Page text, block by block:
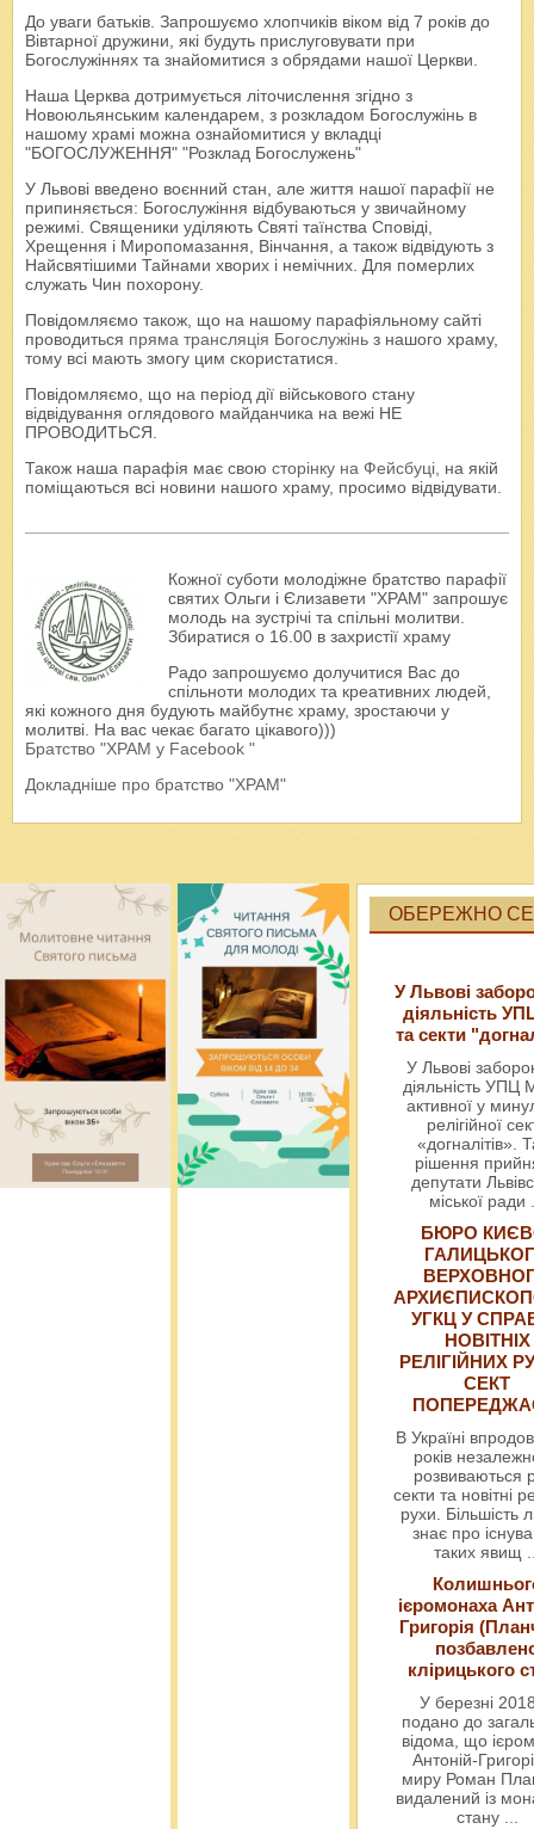
До уваги батьків. Запрошуємо хлопчиків віком від 7 років до
Вівтарної дружини, які будуть прислуговувати при
Богослужіннях та знайомитися з обрядами нашої Церкви.
Наша Церква дотримується літочислення згідно з
Новоюльянським календарем, з розкладом Богослужінь в
нашому храмі можна ознайомитися у вкладці
"БОГОСЛУЖЕННЯ" "Розклад Богослужень"
У Львові введено воєнний стан, але життя нашої парафії не
припиняється: Богослужіння відбуваються у звичайному
режимі. Священики уділяють Святі таїнства Сповіді,
Хрещення і Миропомазання, Вінчання, а також відвідують з
Найсвятішими Тайнами хворих і немічних. Для померлих
служать Чин похорону.
Повідомляємо також, що на нашому парафіяльному сайті
проводиться пряма трансляція Богослужінь з нашого храму,
тому всі мають змогу цим скористатися.
Повідомляємо, що на період дії військового стану
відвідування оглядового майданчика на вежі НЕ
ПРОВОДИТЬСЯ.
Також наша парафія має свою сторінку на Фейсбуці, на якій
поміщаються всі новини нашого храму, просимо відвідувати.
Кожної суботи молодіжне братство парафії
святих Ольги і Єлизавети "ХРАМ" запрошує
молодь на зустрічі та спільні молитви.
Збиратися о 16.00 в захристії храму
Радо запрошуємо долучитися Вас до
спільноти молодих та креативних людей,
які кожного дня будують майбутнє храму, зростаючи у
молитві. На вас чекає багато цікавого)))
Братство "ХРАМ у Facebook "
Докладніше про братство "ХРАМ"
ОБЕРЕЖНО
У Львові
діяльність
та секти
У Львові
діяльність УПЦ
активної у
релігійної
«догналітів».
рішення
депутати
міської ради
БЮРО
УГКЦ У
НОВІТНІХ
РЕЛІГІЙНИХ
СЕКТ
В Україні
років
розвиваються
секти та новітні
рухи. Більшість
знає про
таких явищ
ієромонаха
Григорія
клірицького
У березні
подано до
відома, що
Антоній-
миру Роман
видалений із
стану ...